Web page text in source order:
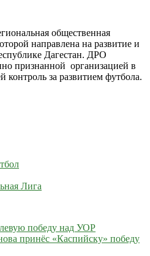
общественная
направлена на развитие и
Дагестан. ДРО
признанной организацией в
контроль за развитием футбола.
Лига
победу над УОР
принёс «Каспийску» победу